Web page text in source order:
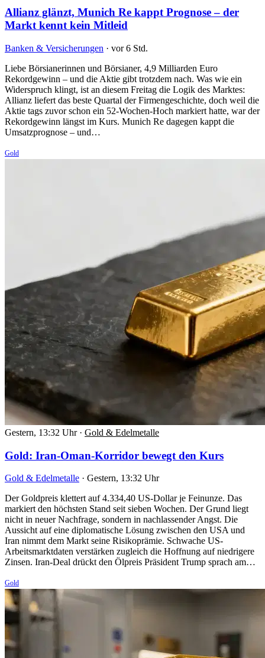
Allianz glänzt, Munich Re kappt Prognose – der
Markt kennt kein Mitleid
Banken & Versicherungen · vor 6 Std.
Liebe Börsianerinnen und Börsianer, 4,9 Milliarden Euro
Rekordgewinn – und die Aktie gibt trotzdem nach. Was wie ein
Widerspruch klingt, ist an diesem Freitag die Logik des Marktes:
Allianz liefert das beste Quartal der Firmengeschichte, doch weil die
Aktie tags zuvor schon ein 52-Wochen-Hoch markiert hatte, war der
Rekordgewinn längst im Kurs. Munich Re dagegen kappt die
Umsatzprognose – und…
Gold
Gestern, 13:32 Uhr · Gold & Edelmetalle
Gold: Iran-Oman-Korridor bewegt den Kurs
Gold & Edelmetalle · Gestern, 13:32 Uhr
Der Goldpreis klettert auf 4.334,40 US-Dollar je Feinunze. Das
markiert den höchsten Stand seit sieben Wochen. Der Grund liegt
nicht in neuer Nachfrage, sondern in nachlassender Angst. Die
Aussicht auf eine diplomatische Lösung zwischen den USA und
Iran nimmt dem Markt seine Risikoprämie. Schwache US-
Arbeitsmarktdaten verstärken zugleich die Hoffnung auf niedrigere
Zinsen. Iran-Deal drückt den Ölpreis Präsident Trump sprach am…
Gold